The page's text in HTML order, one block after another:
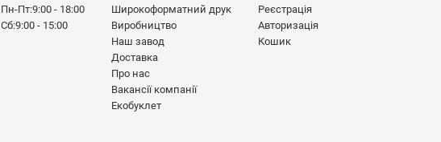
Пн-Пт:9:00 - 18:00
Сб:9:00 - 15:00
Широкоформатний друк
Виробництво
Наш завод
Доставка
Про нас
Вакансії компанії
Екобуклет
Реєстрація
Авторизація
Кошик